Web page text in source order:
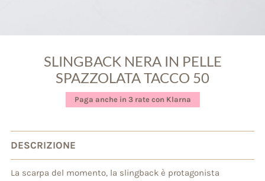
SLINGBACK NERA IN PELLE
SPAZZOLATA TACCO 50
Paga anche in 3 rate con Klarna
DESCRIZIONE
La scarpa del momento, la slingback è protagonista